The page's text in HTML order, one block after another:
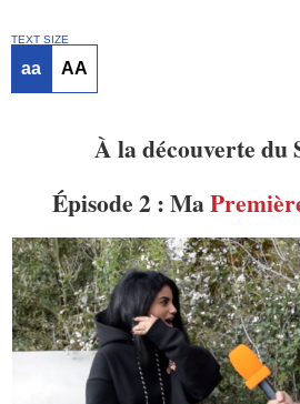
TEXT SIZE
aa AA
À la découverte du
Épisode 2 : Ma